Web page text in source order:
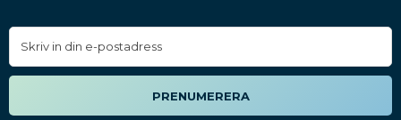
PRENUMERERA